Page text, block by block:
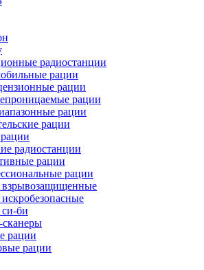
радиостанции
рации
рации
рации
рации
рации
радиостанции
рации
рации
би
рации
рации